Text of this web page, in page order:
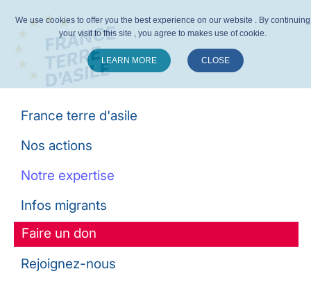
France terre d'asile
Nos actions
Notre expertise
Infos migrants
Faire un don
Rejoignez-nous
We use cookies to offer you the best experience on our website . By continuing
your visit to this site , you agree to makes use of cookie.
LEARN MORE CLOSE